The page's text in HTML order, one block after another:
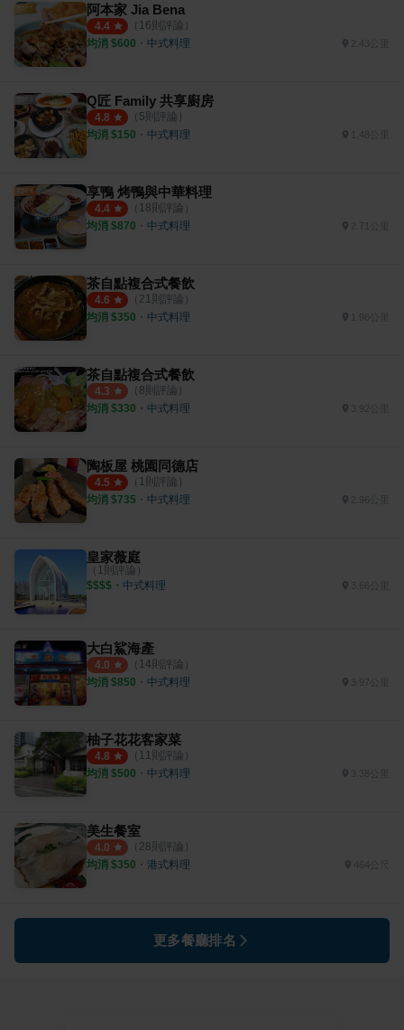
阿本家 Jia Bena
4.4 （ 16則評論）
均消 $600 ・ 中式料理 2.43公里
Q匠 Family 共享廚房
4.8 （ 5則評論）
均消 $150 ・ 中式料理 1.48公里
享鴨 烤鴨與中華料理
4.4 （ 18則評論）
均消 $870 ・ 中式料理
茶自點複合式餐飲
4.6 （ 21 則評論）
均消 $350 ・ 中式料理
茶自點複合式餐飲
4.3 （ 8則評論）
均消 $330 ・ 中式料理
陶板屋 桃園同德店
4.5 （ 1 則評論）
均消 $735 ・ 中式料理
皇家薇庭
（ 1 則評論）
$$$$ ・ 中式料理
大白鯊海產
4.0 （ 14則評論）
均消 $850 ・ 中式料理
柚子花花客家菜
4.8 （ 11 則評論）
均消 $500 ・ 中式料理
美生餐室
4.0 （ 28則評論）
均消 $350 ・ 港式料理 464公尺
更多餐廳排名